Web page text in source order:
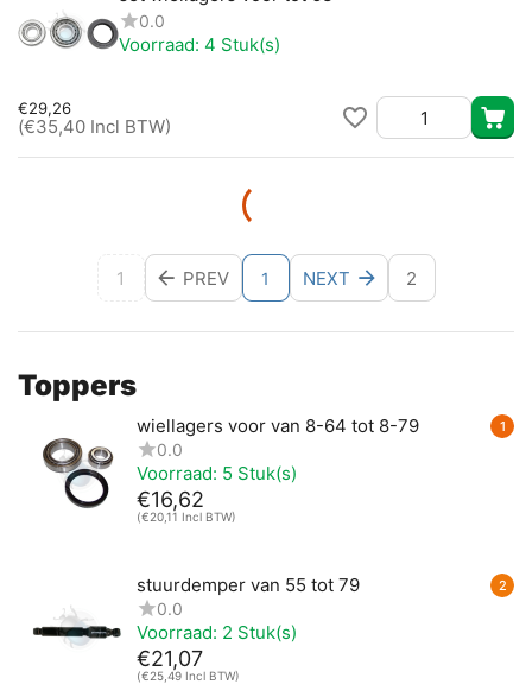
0.0
Voorraad: 4 Stuk(s)
€29,26
(€35,40 Incl BTW)
1 PREV 1 NEXT 2
Toppers
1
wiellagers voor van 8-64 tot 8-79
0.0
Voorraad: 5 Stuk(s)
€16,62
(€20,11 Incl BTW)
2
stuurdemper van 55 tot 79
0.0
Voorraad: 2 Stuk(s)
€21,07
(€25,49 Incl BTW)